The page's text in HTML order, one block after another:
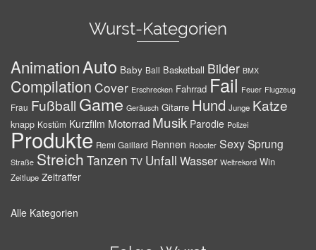
Wurst-Kategorien
AnimationAuto Baby Ball Basketball Bilder BMX
Compilation Cover Erschrecken Fahrrad Fail Feuer Flugzeug
Frau Fußball Game Geräusch Gitarre Hund Junge Katze
knapp Kostüm Kurzfilm Motorrad Musik Parodie Polizei
Produkte Remi Gaillard Rennen Roboter SexySprung
Straße Streich Tanzen TV Unfall Wasser Weltrekord Win
Zeitlupe Zeitraffer
Alle Kategorien